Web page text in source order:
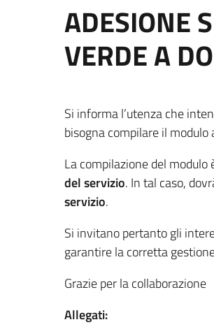
ADESIONE
VERDE A
Si informa l’utenza che
bisogna compilare il modulo
La compilazione del modulo
del servizio. In tal caso,
servizio.
Si invitano pertanto gli
garantire la corretta
Grazie per la collaborazione
Allegati: